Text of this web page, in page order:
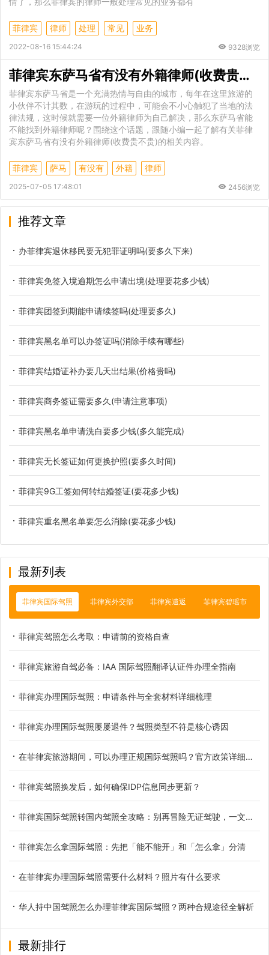
菲律宾 律师 处理 常见 业务
2022-08-16 15:44:24 9328浏览
菲律宾东萨马省有没有外籍律师(收费贵不贵)
菲律宾东萨马省是一个充满热情与自由的城市，每年在这里旅游的
小伙伴不计其数，在游玩的过程中，可能会不小心触犯了当地的法
律法规，这时候就需要一位外籍律师为自己解决，那么东萨马省能
不能找到外籍律师呢？围绕这个话题，跟随小编一起了解有关菲律
宾东萨马省有没有外籍律师(收费贵不贵)的相关内容。
菲律宾 萨马 有没有 外籍 律师
2025-07-05 17:48:01 2456浏览
推荐文章
办菲律宾退休移民要无犯罪证明吗(要多久下来)
菲律宾免签入境逾期怎么申请出境(处理要花多少钱)
菲律宾团签到期能申请续签吗(处理要多久)
菲律宾黑名单可以办签证吗(消除手续有哪些)
菲律宾结婚证补办要几天出结果(价格贵吗)
菲律宾商务签证需要多久(申请注意事项)
菲律宾黑名单申请洗白要多少钱(多久能完成)
菲律宾无长签证如何更换护照(要多久时间)
菲律宾9G工签如何转结婚签证(要花多少钱)
菲律宾重名黑名单要怎么消除(要花多少钱)
最新列表
菲律宾国际驾照 菲律宾外交部 菲律宾遣返 菲律宾碧瑶市
菲律宾驾照怎么考取：申请前的资格自查
菲律宾旅游自驾必备：IAA 国际驾照翻译认证件办理全指南
菲律宾办理国际驾照：申请条件与全套材料详细梳理
菲律宾办理国际驾照屡屡退件？驾照类型不符是核心诱因
在菲律宾旅游期间，可以办理正规国际驾照吗？官方政策详细解读
菲律宾驾照换发后，如何确保IDP信息同步更新？
菲律宾国际驾照转国内驾照全攻略：别再冒险无证驾驶，一文读懂换领全流程
菲律宾怎么拿国际驾照：先把「能不能开」和「怎么拿」分清
在菲律宾办理国际驾照需要什么材料？照片有什么要求
华人持中国驾照怎么办理菲律宾国际驾照？两种合规途径全解析
最新排行